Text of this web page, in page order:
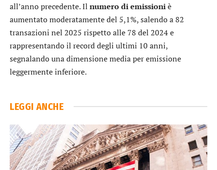
all’anno precedente. Il numero di emissioniè
aumentato moderatamente del 5,1%, salendo a 82
transazioni nel 2025 rispetto alle 78 del 2024 e
rappresentando il record degli ultimi 10 anni,
segnalando una dimensione media per emissione
leggermente inferiore.
LEGGI ANCHE